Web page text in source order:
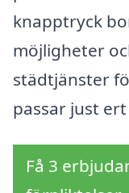
knapptryck
möjligheter
städtjänster
passar just
Få 3